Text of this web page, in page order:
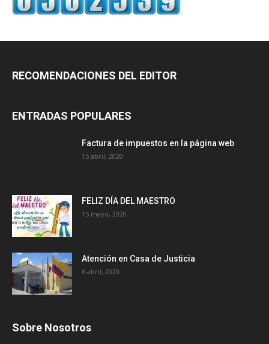
RECOMENDACIONES DEL EDITOR
ENTRADAS POPULARES
Factura de impuestos en la página web
15 abril, 2020
FELIZ DÍA DEL MAESTRO
15 mayo, 2020
Atención en Casa de Justicia
6 abril, 2020
Sobre Nosotros